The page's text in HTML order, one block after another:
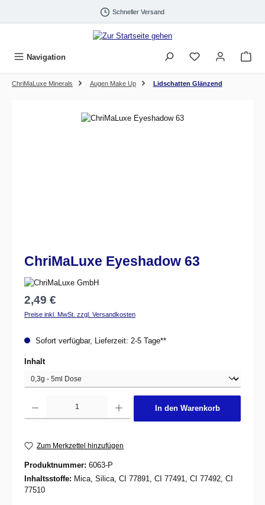
Schneller Versand
Navigation
ChriMaLuxe Minerals Augen Make Up Lidschatten Glänzend
Bildergalerie überspringen
ChriMaLuxe Eyeshadow 63
Regulärer Preis:
2,49 €
Preise inkl. MwSt. zzgl. Versandkosten
Sofort verfügbar, Lieferzeit: 2-5 Tage**
Inhaltauswählen
In den Warenkorb
Zum Merkzettel hinzufügen
Produktnummer: 6063-P
Inhaltsstoffe: Mica, Silica, CI 77891, CI 77491, CI 77492, CI
77510